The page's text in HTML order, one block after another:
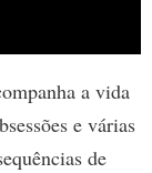
a vida
e várias
de